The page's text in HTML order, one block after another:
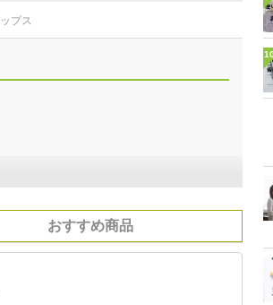
プス
おすすめ商品